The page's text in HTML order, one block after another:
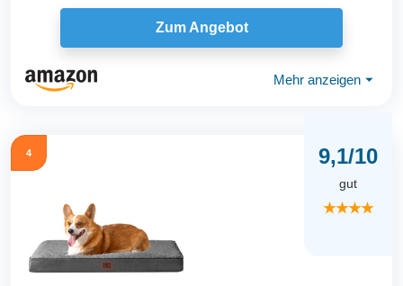
Zum Angebot
Mehr anzeigen ⏷
4 9,1/10
gut
★★★★